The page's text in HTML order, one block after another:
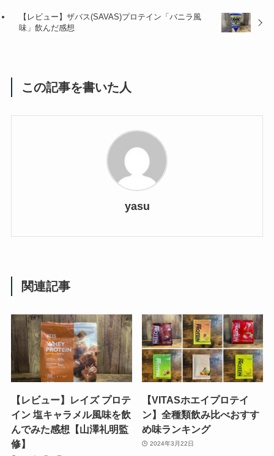
【レビュー】ザバス(SAVAS)プロテイン「バニラ風
味」飲んだ感想
この記事を書いた人
yasu
関連記事
【レビュー】レイズ プロテ
イン 塩キャラメル風味を飲
んでみた感想【山澤礼明監
修】
【VITASホエイプロテイ
ン】全種類飲み比べおすす
め味ランキング
2024年3月22日